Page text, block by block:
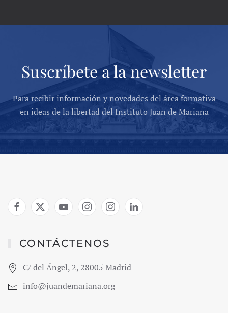
Suscríbete a la newsletter
Para recibir información y novedades del área formativa
en ideas de la libertad del Instituto Juan de Mariana
CONTÁCTENOS
C/ del Ángel, 2, 28005 Madrid
info@juandemariana.org